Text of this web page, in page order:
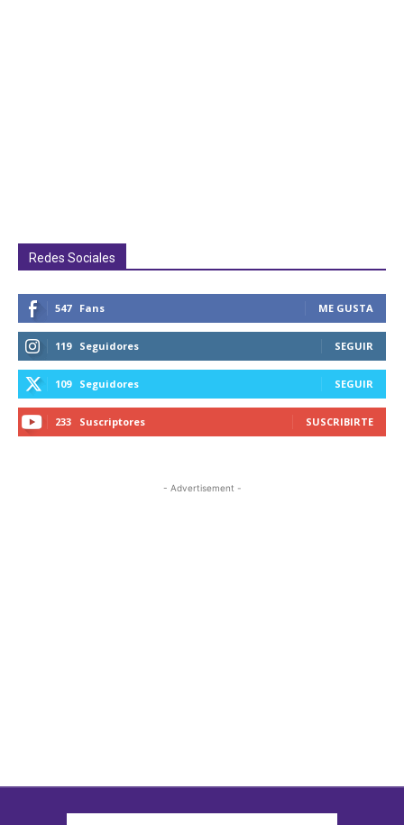
Redes Sociales
547 Fans ME GUSTA
119 Seguidores SEGUIR
109 Seguidores SEGUIR
233 Suscriptores SUSCRIBIRTE
- Advertisement -